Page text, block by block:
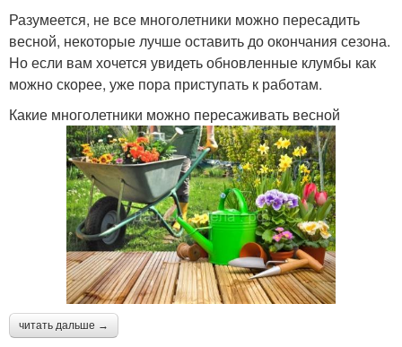
Разумеется, не все многолетники можно пересадить
весной, некоторые лучше оставить до окончания сезона.
Но если вам хочется увидеть обновленные клумбы как
можно скорее, уже пора приступать к работам.
Какие многолетники можно пересаживать весной
читать дальше →